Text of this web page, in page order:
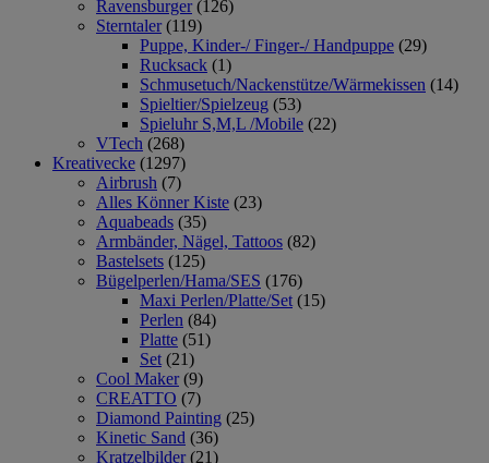
Ravensburger (126)
Sterntaler (119)
Puppe, Kinder-/ Finger-/ Handpuppe (29)
Rucksack (1)
Schmusetuch/Nackenstütze/Wärmekissen (14)
Spieltier/Spielzeug (53)
Spieluhr S,M,L /Mobile (22)
VTech (268)
Kreativecke (1297)
Airbrush (7)
Alles Könner Kiste (23)
Aquabeads (35)
Armbänder, Nägel, Tattoos (82)
Bastelsets (125)
Bügelperlen/Hama/SES (176)
Maxi Perlen/Platte/Set (15)
Perlen (84)
Platte (51)
Set (21)
Cool Maker (9)
CREATTO (7)
Diamond Painting (25)
Kinetic Sand (36)
Kratzelbilder (21)